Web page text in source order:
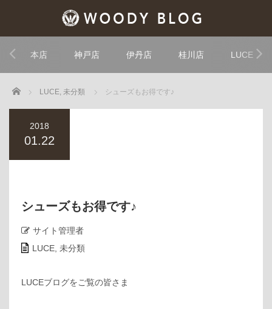
本店 神戸店 伊丹店 桂川店 LUCE
Home LUCE, 未分類 シューズもお得です♪
2018
01.22
シューズもお得です♪
サイト管理者
LUCE 未分類
LUCEブログをご覧の皆さま